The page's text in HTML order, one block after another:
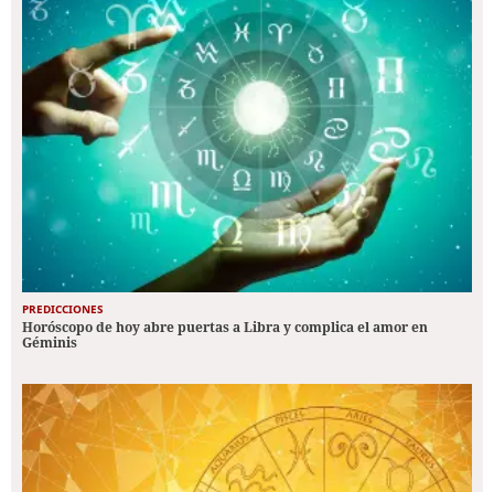
PREDICCIONES
Horóscopo de hoy abre puertas a Libra y complica el amor en
Géminis